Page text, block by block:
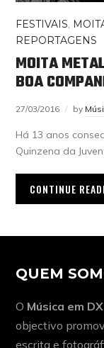
FESTIVAIS,
REPORTAGENS
MOITA
BOA
27/03/2016 by
Há 13 anos
Quinzena da
CONTINUE
QUEM
O Música em DX
objectivo
escrita e